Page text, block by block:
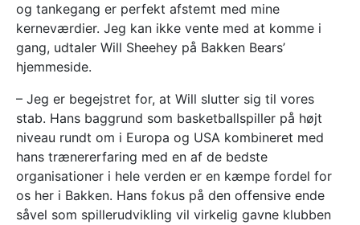
og tankegang er perfekt afstemt med mine
kerneværdier. Jeg kan ikke vente med at komme i
gang, udtaler Will Sheehey på Bakken Bears’
hjemmeside.
– Jeg er begejstret for, at Will slutter sig til vores
stab. Hans baggrund som basketballspiller på højt
niveau rundt om i Europa og USA kombineret med
hans trænererfaring med en af de bedste
organisationer i hele verden er en kæmpe fordel for
os her i Bakken. Hans fokus på den offensive ende
såvel som spillerudvikling vil virkelig gavne klubben